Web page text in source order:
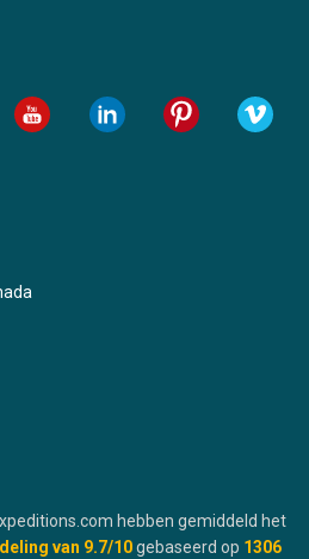
hebben gemiddeld het
van 9.7/10 gebaseerd op 1306